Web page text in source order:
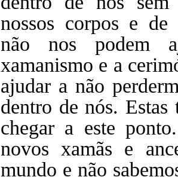
nossos corpos e de
não nos podem
xamanismo e a
ajudar a não
dentro de nós. Estas
chegar a este
novos xamãs e
mundo e não